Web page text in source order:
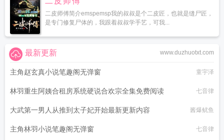
二皮师傅简介emspemsp我的叔叔是个二皮匠，也就是缝尸匠，
是专门修复尸体的，我跟着叔叔学手艺，可我...
www.duzhuotxt.com
最新更新
主角赵玄真小说笔趣阁无弹窗 童宇泽
林羽重生阿姨合租房系统硬说合欢宗全集免费阅读 七音律
大武第一男人从推到太子妃开始最新更新内容 酱爆鱿鱼
主角林羽小说笔趣阁无弹窗 七音律